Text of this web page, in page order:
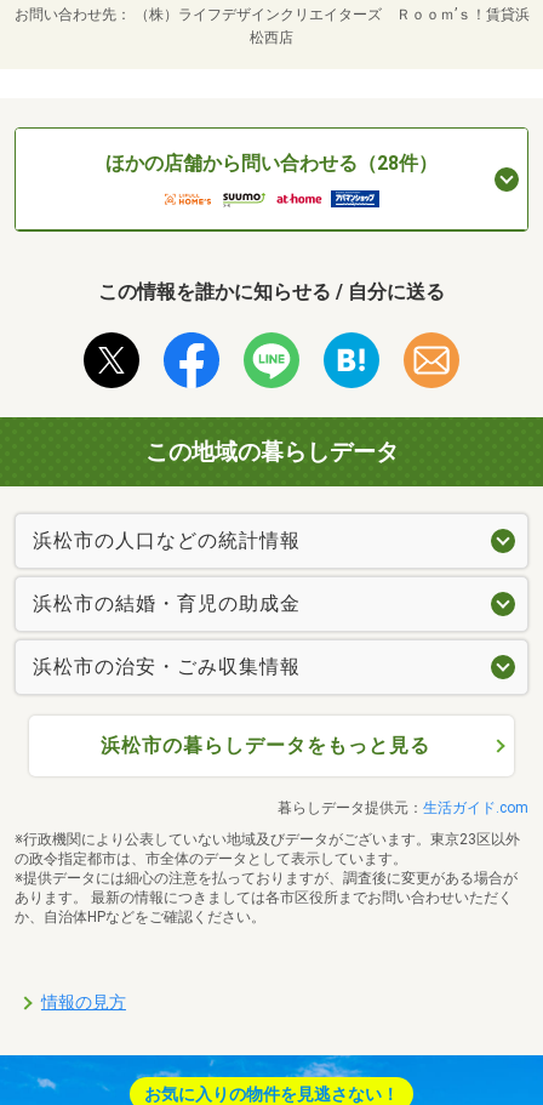
お問い合わせ先
（株）ライフデザインクリエイターズ Ｒｏｏｍ’ｓ！賃貸浜
松西店
ほかの店舗から問い合わせる（28件）
この情報を誰かに知らせる / 自分に送る
この地域の暮らしデータ
浜松市の人口などの統計情報
浜松市の結婚・育児の助成金
浜松市の治安・ごみ収集情報
浜松市の暮らしデータをもっと見る
暮らしデータ提供元： 生活ガイド.com
※行政機関により公表していない地域及びデータがございます。東京23区以外
の政令指定都市は、市全体のデータとして表示しています。
※提供データには細心の注意を払っておりますが、調査後に変更がある場合が
あります。 最新の情報につきましては各市区役所までお問い合わせいただく
か、自治体HPなどをご確認ください。
情報の見方
お気に入りの物件を見逃さない！